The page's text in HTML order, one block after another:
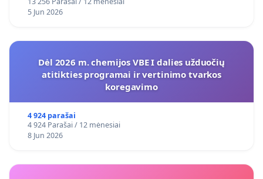
5 Jun 2026
Dėl 2026 m. chemijos VBE I dalies užduočių
atitikties programai ir vertinimo tvarkos
koregavimo
4 924 parašai
4 924 Parašai / 12 mėnesiai
8 Jun 2026